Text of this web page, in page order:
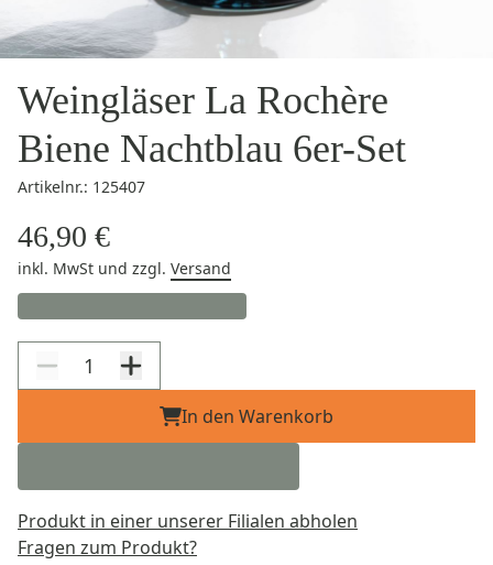
Weingläser La Rochère
Biene Nachtblau 6er-Set
Artikelnr.: 125407
46,90 €
inkl. MwSt und zzgl. Versand
In den Warenkorb
Produkt in einer unserer Filialen abholen
Fragen zum Produkt?